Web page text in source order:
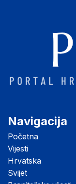
Navigacija
Početna
Vijesti
Hrvatska
Svijet